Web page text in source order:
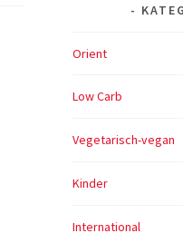
Orient
Low Carb
Vegetarisch-vegan
Kinder
International